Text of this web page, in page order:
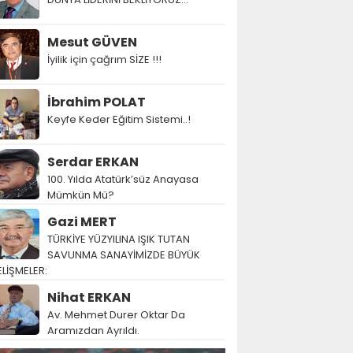
Mesut GÜVEN
İyilik için çağrım SİZE !!!
İbrahim POLAT
Keyfe Keder Eğitim Sistemi..!
Serdar ERKAN
100. Yılda Atatürk’süz Anayasa
Mümkün Mü?
Gazi MERT
TÜRKİYE YÜZYILINA IŞIK TUTAN
SAVUNMA SANAYİMİZDE BÜYÜK
Nihat ERKAN
Av. Mehmet Durer Oktar Da
Aramızdan Ayrıldı.